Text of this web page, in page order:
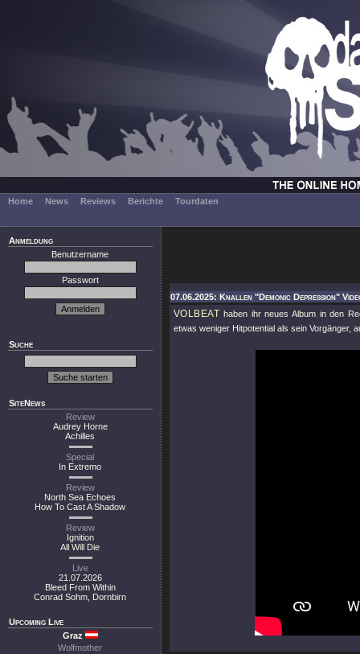
Home News Reviews Berichte Tourdaten
Anmeldung
Benutzername
Passwort
Suche
SiteNews
Review
Audrey Horne
Achilles
Special
In Extremo
Review
North Sea Echoes
How To Cast A Shadow
Review
Ignition
All Will Die
Live
21.07.2026
Bleed From Within
Conrad Sohm, Dornbirn
Upcoming Live
Graz
Wolfmother
07.06.2025: Knallen "Demonic Depression"
VOLBEAT haben ihr neues Album in den
etwas weniger Hitpotential als sein Vorgänger,